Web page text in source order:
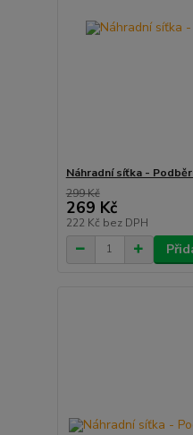
Náhradní síťka -
299 Kč
269 Kč
222 Kč bez DPH